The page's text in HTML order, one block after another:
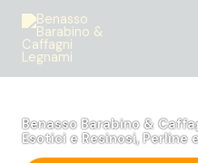
contenuto
Benasso Barabino &
Esotici e Resinosi, Perline